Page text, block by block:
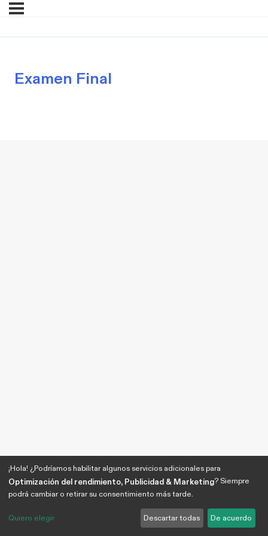
Examen Final
¡Hola! ¿Podríamos habilitar algunos servicios adicionales para
Optimización del rendimiento, Publicidad & Marketing? Siempre
podrá cambiar o retirar su consentimiento más tarde.
Quiero elegir Descartar todas De acuerdo